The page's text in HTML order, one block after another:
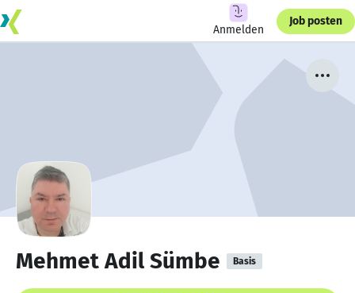
Anmelden
Job posten
Mehmet Adil Sümbe Basis